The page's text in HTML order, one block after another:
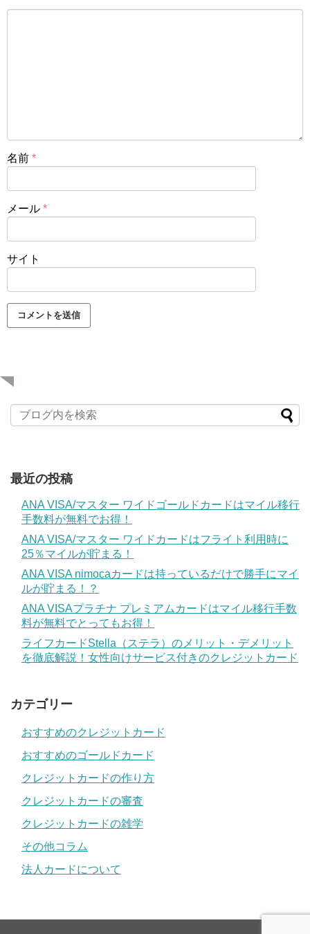
名前 *
メール *
サイト
最近の投稿
ANA VISA/マスター ワイドゴールドカードはマイル移行
手数料が無料でお得！
ANA VISA/マスター ワイドカードはフライト利用時に
25％マイルが貯まる！
ANA VISA nimocaカードは持っているだけで勝手にマイ
ルが貯まる！？
ANA VISAプラチナ プレミアムカードはマイル移行手数
料が無料でとってもお得！
ライフカードStella（ステラ）のメリット・デメリット
を徹底解説！女性向けサービス付きのクレジットカード
カテゴリー
おすすめのクレジットカード
おすすめのゴールドカード
クレジットカードの作り方
クレジットカードの審査
クレジットカードの雑学
その他コラム
法人カードについて